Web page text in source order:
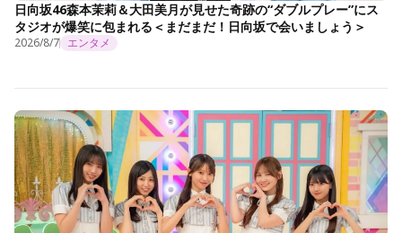
日向坂46森本茉莉＆大田美月が見せた奇跡の“ダブルプレー”にス
タジオが爆笑に包まれる＜まだまだ！日向坂で会いましょう＞
2026/8/7 エンタメ